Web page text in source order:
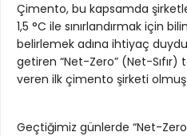
Çimento, bu kapsamda
1,5 °C ile sınırlandırmak için
belirlemek adına ihtiyaç
getiren “Net-Zero” (Net-
veren ilk çimento şirketi
Geçtiğimiz günlerde “Net-